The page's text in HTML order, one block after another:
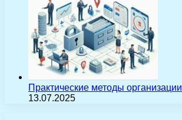
Практические методы
13.07.2025